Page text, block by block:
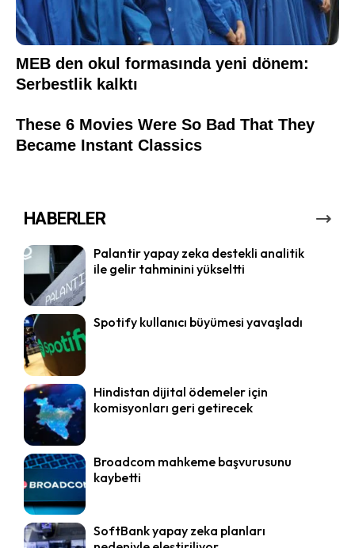
HABERLER
Palantir yapay zeka destekli analitik
ile gelir tahminini yükseltti
Spotify kullanıcı büyümesi yavaşladı
Hindistan dijital ödemeler için
komisyonları geri getirecek
Broadcom mahkeme başvurusunu
kaybetti
SoftBank yapay zeka planları